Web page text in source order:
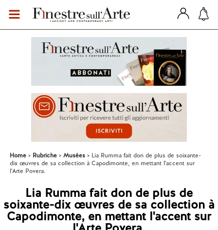
Home Rubriche Musées
Lia Rumma fait don de plus de soixante-
dix œuvres de sa collection à Capodimonte, en mettant l'accent sur
l'Arte Povera.
Lia Rumma fait don de plus de
soixante-dix œuvres de sa collection à
Capodimonte, en mettant l'accent sur